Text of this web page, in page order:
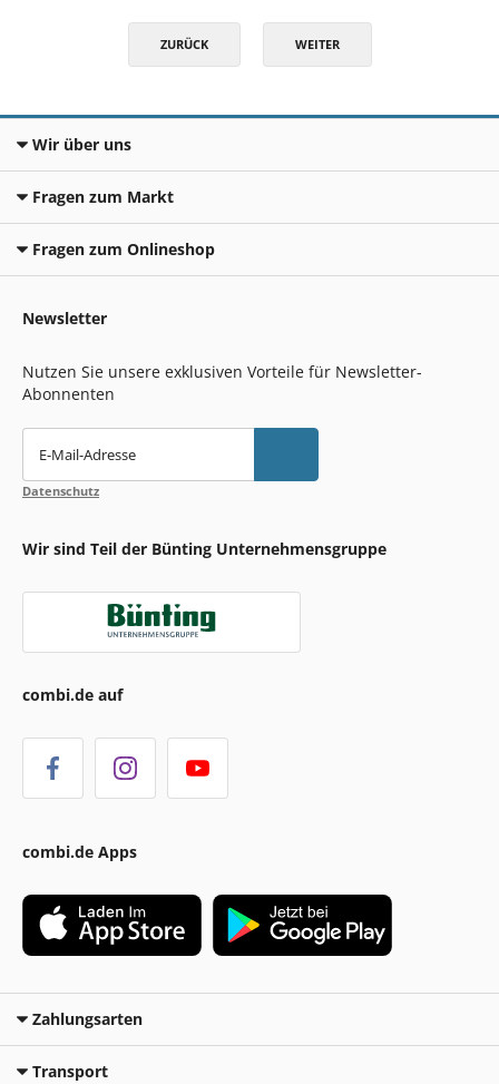
ZURÜCK WEITER
Wir über uns
Fragen zum Markt
Fragen zum Onlineshop
Newsletter
Nutzen Sie unsere exklusiven Vorteile für Newsletter-
Abonnenten
E-Mail-Adresse
Datenschutz
Wir sind Teil der Bünting Unternehmensgruppe
combi.de auf
combi.de Apps
Zahlungsarten
Transport